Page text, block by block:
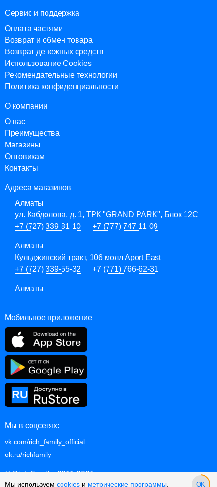
Сервис и поддержка
Оплата частями
Возврат и обмен товара
Возврат денежных средств
Использование Cookies
Рекомендательные технологии
Политика конфиденциальности
О компании
О нас
Преимущества
Магазины
Оптовикам
Контакты
Адреса магазинов
Алматы
ул. Кабдолова, д. 1, ТРК "GRAND PARK", Блок 12C
+7 (727) 339-81-10
+7 (777) 747-11-09
Алматы
Кульджинский тракт, 106 молл Aport East
+7 (727) 339-55-32
+7 (771) 766-62-31
Алматы
Мобильное приложение:
Мы в соцсетях:
vk.com/rich_family_official
ok.ru/richfamily
© Rich Family, 2011-2026
Мы используем cookies и метрические программы OK